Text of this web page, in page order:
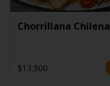
Chorrillana Chilena
$13.900